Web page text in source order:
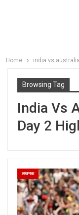
Home india vs
Browsing Tag
India Vs
Day 2
लखनऊ